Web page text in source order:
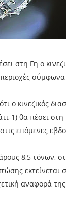
στη Γη ο
ο κινεζικός
1) θα πέσει
επόμενες
8,5 τόνων,
εκτείνεται
αναφορά της